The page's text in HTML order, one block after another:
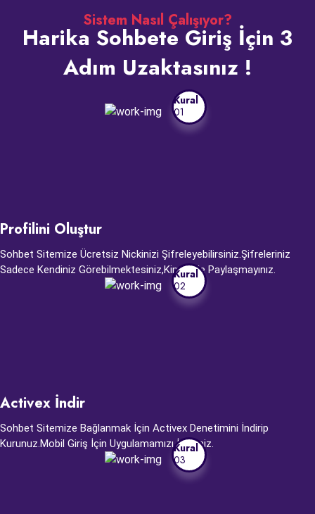
Sistem Nasıl Çalışıyor?
Harika Sohbete Giriş İçin 3
Adım Uzaktasınız !
Kural
01
Profilini Oluştur
Sohbet Sitemize Ücretsiz Nickinizi Şifreleyebilirsiniz.Şifreleriniz
Sadece Kendiniz Görebilmektesiniz,Kimseyle Paylaşmayınız.
Kural
02
Activex İndir
Sohbet Sitemize Bağlanmak İçin Activex Denetimini İndirip
Kurunuz.Mobil Giriş İçin Uygulamamızı İndiriniz.
Kural
03